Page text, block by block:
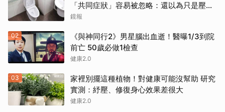
「共同症狀」容易被忽略：還以為只是壓力
大
鏡報
02
《與神同行2》男星腦出血逝！醫曝1/3到院
前亡 50歲必做1檢查
健康2.0
03
家裡別擺這種植物！對健康可能沒幫助 研究
實測：紓壓、修復身心效果差很大
健康2.0